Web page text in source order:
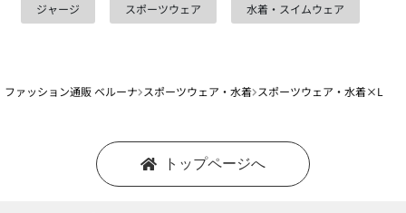
ジャージ スポーツウェア 水着・スイムウェア
ファッション通販 ベルーナ スポーツウェア・水着 スポーツウェア・水着×L
トップページへ